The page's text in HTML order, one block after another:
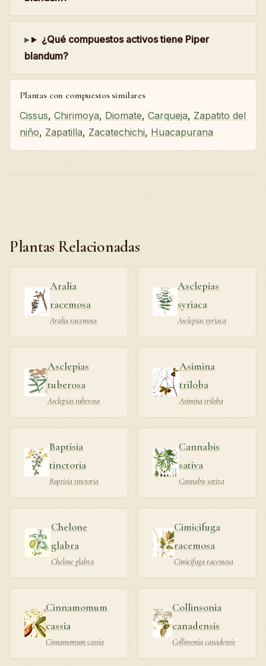
¿Qué compuestos activos tiene Piper
blandum?
Plantas con compuestos similares
Cissus, Chirimoya, Diomate, Carqueja, Zapatito del
niño, Zapatilla, Zacatechichi, Huacapurana
Plantas Relacionadas
Aralia
racemosa
Aralia racemosa
Asclepias
syriaca
Asclepias syriaca
Asclepias
tuberosa
Asclepias tuberosa
Asimina
triloba
Asimina triloba
Baptisia
tinctoria
Baptisia tinctoria
Cannabis
sativa
Cannabis sativa
Chelone
glabra
Chelone glabra
Cimicifuga
racemosa
Cimicifuga racemosa
Cinnamomum
cassia
Cinnamomum cassia
Collinsonia
canadensis
Collinsonia canadensis